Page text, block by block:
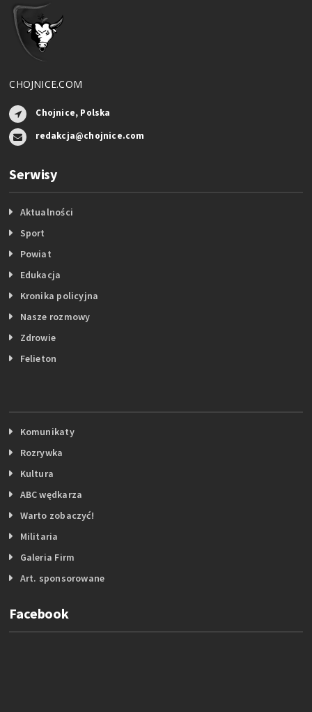
CHOJNICE.COM
Chojnice, Polska
redakcja@chojnice.com
Serwisy
Aktualności
Sport
Powiat
Edukacja
Kronika policyjna
Nasze rozmowy
Zdrowie
Felieton
Komunikaty
Rozrywka
Kultura
ABC wędkarza
Warto zobaczyć!
Militaria
Galeria Firm
Art. sponsorowane
Facebook